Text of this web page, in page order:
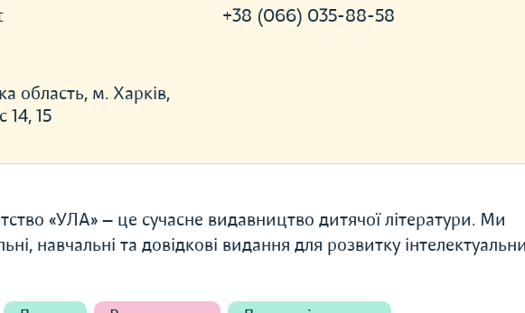
область, м. Харків,
14, 15
+38 (066) 035-88-58
«УЛА» — це сучасне видавництво дитячої літератури. Ми
навчальні та довідкові видання для розвитку